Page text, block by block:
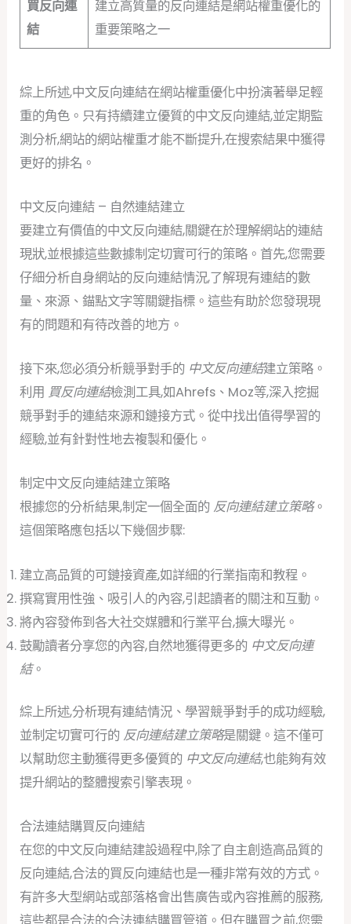
買反向連
結
建立高質量的反向連結是網站權重優化的
重要策略之一
綜上所述,中文反向連結在網站權重優化中扮演著舉足輕
重的角色。只有持續建立優質的中文反向連結,並定期監
測分析,網站的網站權重才能不斷提升,在搜索結果中獲得
更好的排名。
中文反向連結 – 自然連結建立
要建立有價值的中文反向連結,關鍵在於理解網站的連結
現狀,並根據這些數據制定切實可行的策略。首先,您需要
仔細分析自身網站的反向連結情況,了解現有連結的數
量、來源、錨點文字等關鍵指標。這些有助於您發現現
有的問題和有待改善的地方。
接下來,您必須分析競爭對手的 中文反向連結建立策略。
利用 買反向連結檢測工具,如Ahrefs、Moz等,深入挖掘
競爭對手的連結來源和鏈接方式。從中找出值得學習的
經驗,並有針對性地去複製和優化。
制定中文反向連結建立策略
根據您的分析結果,制定一個全面的 反向連結建立策略。
這個策略應包括以下幾個步驟:
建立高品質的可鏈接資產,如詳細的行業指南和教程。
撰寫實用性強、吸引人的內容,引起讀者的關注和互動。
將內容發佈到各大社交媒體和行業平台,擴大曝光。
鼓勵讀者分享您的內容,自然地獲得更多的 中文反向連
結。
綜上所述,分析現有連結情況、學習競爭對手的成功經驗,
並制定切實可行的 反向連結建立策略是關鍵。這不僅可
以幫助您主動獲得更多優質的 中文反向連結,也能夠有效
提升網站的整體搜索引擎表現。
合法連結購買反向連結
在您的中文反向連結建設過程中,除了自主創造高品質的
反向連結,合法的買反向連結也是一種非常有效的方式。
有許多大型網站或部落格會出售廣告或內容推薦的服務,